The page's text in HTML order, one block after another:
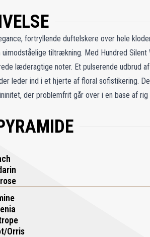
fortryllende duftelskere over hele
tiltrækning. Med Hundred Silent
læderagtige noter. Et pulserende udbrud
leder ind i et hjerte af floral sofistikering.
der problemfrit går over i en base af
sanselig omfavnelse. For dem, der elsker
der ubesværet blander komfort og elegance.
Orris